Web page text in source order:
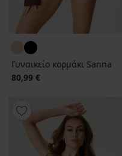
Γυναικείο κορμάκι Sanna
80,99 €